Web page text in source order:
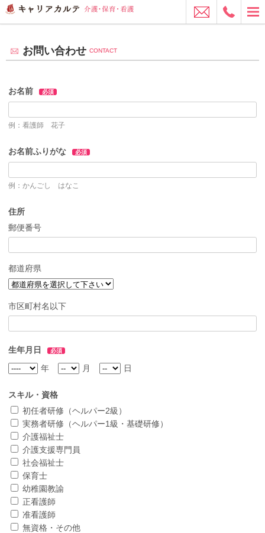
お問い合わせ CONTACT
お名前 必須
例：看護師 花子
お名前ふりがな 必須
例：かんごし はなこ
住所
郵便番号
都道府県
市区町村名以下
生年月日 必須
年 月 日
スキル・資格
初任者研修（ヘルパー2級）
実務者研修（ヘルパー1級・基礎研修）
介護福祉士
介護支援専門員
社会福祉士
保育士
幼稚園教諭
正看護師
准看護師
無資格・その他